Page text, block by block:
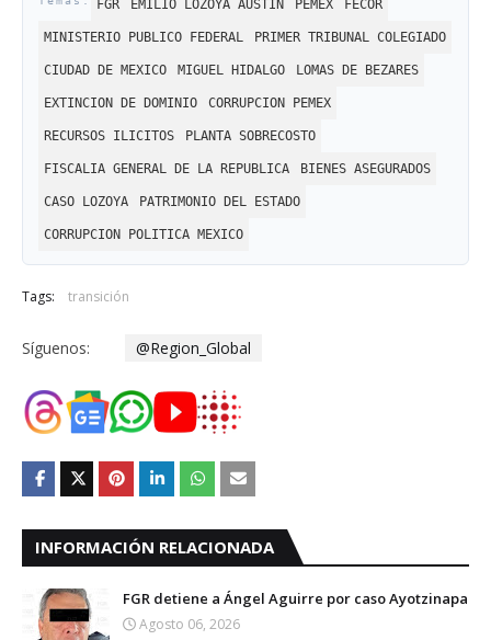
FGR EMILIO LOZOYA AUSTIN PEMEX FECOR
MINISTERIO PUBLICO FEDERAL PRIMER TRIBUNAL COLEGIADO
CIUDAD DE MEXICO MIGUEL HIDALGO LOMAS DE BEZARES
EXTINCION DE DOMINIO CORRUPCION PEMEX
RECURSOS ILICITOS PLANTA SOBRECOSTO
FISCALIA GENERAL DE LA REPUBLICA BIENES ASEGURADOS
CASO LOZOYA PATRIMONIO DEL ESTADO
CORRUPCION POLITICA MEXICO
Tags: transición
Síguenos: @Region_Global
INFORMACIÓN RELACIONADA
FGR detiene a Ángel Aguirre por caso Ayotzinapa
Agosto 06, 2026